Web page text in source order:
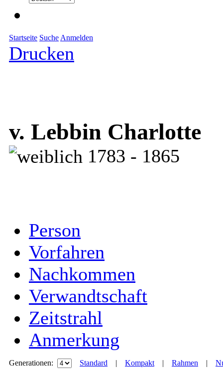
Startseite Suche Anmelden
Drucken
v. Lebbin Charlotte
1783 - 1865
Person
Vorfahren
Nachkommen
Verwandtschaft
Zeitstrahl
Anmerkung
Generationen: Standard | Kompakt| Rahmen |